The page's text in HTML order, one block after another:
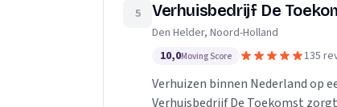
5 Verhuisbedrijf De
Den Helder, Noord-Holland
10,0Moving Score 135
Verhuizen binnen Nederland op
Verhuisbedrijf De Toekomst